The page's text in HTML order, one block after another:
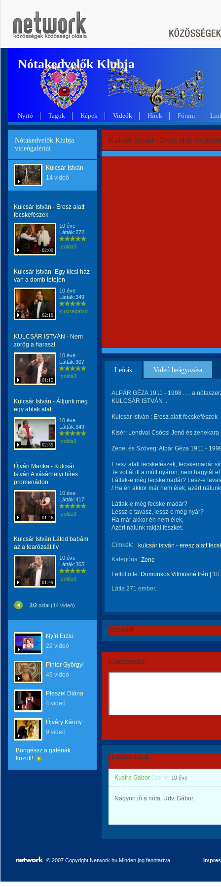
Nótakedvelők Klubja
Nyitó Tagok Képek Videók Hírek Fórum
Nótakedvelők Klubja
videógalériái
Kulcsár István
14 videó
Kulcsár István - Eresz alatt
fecskefészek
02:09
10 éve
Látták:272
Izolda3
Kulcsár István- Egy kicsi ház
van a domb tetején
02:10
10 éve
Látták:349
kustragabor
KULCSÁR ISTVÁN - Nem
zörög a haraszt
01:15
10 éve
Látták:307
Izolda3
Kulcsár István - Álljunk meg
egy ablak alatt
02:55
10 éve
Látták:349
Izolda3
Újvári Marika - Kulcsár
István A vásárhelyi híres
promenádon
01:46
10 éve
Látták:417
Izolda3
Kulcsár István Látod babám
az a tearózsát flv
01:49
10 éve
Látták:365
Izolda3
2/2 oldal (14 videó)
Nyíri Erzsi
22 videó
Pintér Györgyi
49 videó
Pleszel Diána
4 videó
Újváry Károly
9 videó
Böngéssz a galériák
között!
Kulcsár István - Eresz alatt
Leírás Videó beágyazása
ALPÁR GÉZA 1911 - 1998 . . . a
KULCSÁR ISTVÁN ..
Kulcsár István : Eresz alatt fecskefészek
Kísér: Lendvai Csócsi Jenő és zenekara
Zene, és Szöveg: Alpár Géza 1911 -
Eresz alatt fecskefészek, fecskemadár
Te voltál itt a múlt nyáron, nem hagytál
Látlak-e még fecskemadár? Lesz-e
/:Ha én akkor már nem élek, azért
Látlak-e még fecske madár?
Lessz-e tavasz, lessz-e még nyár?
Ha már akkor én nem élek,
Azért nálunk rakjál fészket.
Címkék:
kulcsár istván - eresz alatt
Kategória: Zene
Feltöltötte: Domonkos Vilmosné Irén 10
Látta 271 ember.
Értékeld!
Kommentáld!
Hozzászólások
Kustra Gábor üzente 10 éve
Nagyon jó a nóta. Üdv. Gábor.
© 2007 Copyright Network.hu Minden jog fenntartva.